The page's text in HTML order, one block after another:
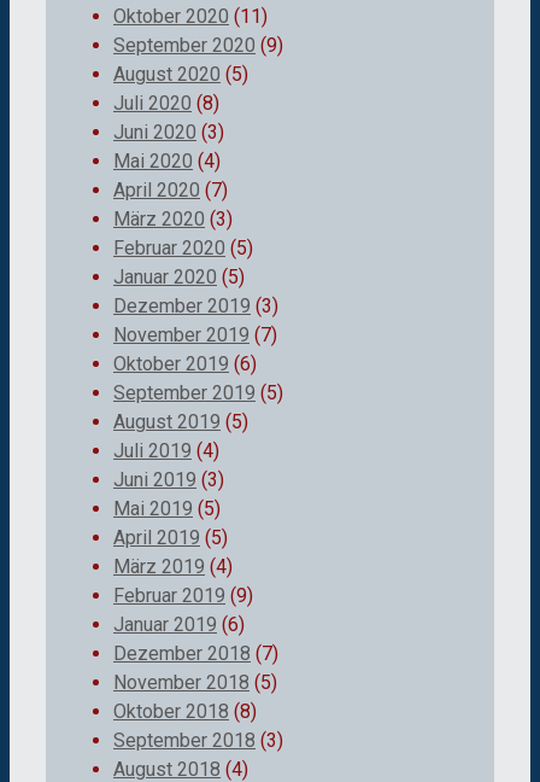
Oktober 2020 (11)
September 2020 (9)
August 2020 (5)
Juli 2020 (8)
Juni 2020 (3)
Mai 2020 (4)
April 2020 (7)
März 2020 (3)
Februar 2020 (5)
Januar 2020 (5)
Dezember 2019 (3)
November 2019 (7)
Oktober 2019 (6)
September 2019 (5)
August 2019 (5)
Juli 2019 (4)
Juni 2019 (3)
Mai 2019 (5)
April 2019 (5)
März 2019 (4)
Februar 2019 (9)
Januar 2019 (6)
Dezember 2018 (7)
November 2018 (5)
Oktober 2018 (8)
September 2018 (3)
August 2018 (4)